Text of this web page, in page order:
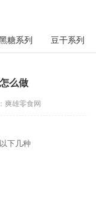
糖系列 豆干系列
么做
爽雄零食网
下几种